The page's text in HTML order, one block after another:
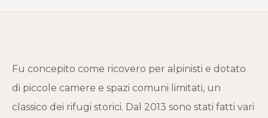
Fu concepito come ricovero per alpinisti e dotato
di piccole camere e spazi comuni limitati, un
classico dei rifugi storici. Dal 2013 sono stati fatti vari